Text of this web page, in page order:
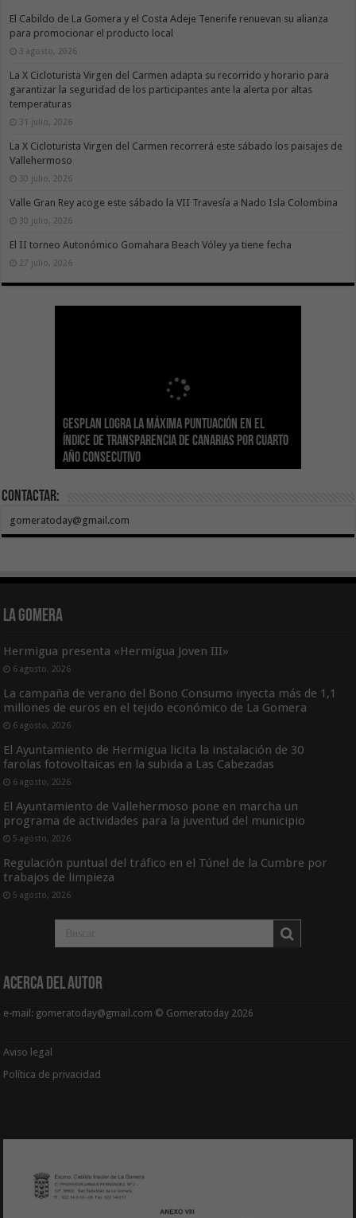
El Cabildo de La Gomera y el Costa Adeje Tenerife renuevan su alianza
para promocionar el producto local
3 agosto, 2026
La X Cicloturista Virgen del Carmen adapta su recorrido y horario para
garantizar la seguridad de los participantes ante la alerta por altas
temperaturas
31 julio, 2026
La X Cicloturista Virgen del Carmen recorrerá este sábado los paisajes de
Vallehermoso
30 julio, 2026
Valle Gran Rey acoge este sábado la VII Travesía a Nado Isla Colombina
30 julio, 2026
El II torneo Autonómico Gomahara Beach Vóley ya tiene fecha
27 julio, 2026
Gesplan logra la máxima puntuación en el
Índice de Transparencia de Canarias por cuarto
año consecutivo
El Gobierno canario concede ayudas del
POSEICAN-Pesca al sector por valor de 7,09 M€
tras aumentar las cuantías
Transición Ecológica coordina con Ashotel su
adhesión a la Red de Refugios Climáticos de
Canarias
Visocan incorpora 170 pisos a su parque de
vivienda protegida en régimen de alquiler
asequible de Tenerife
Sanidad refuerza la capacidad diagnóstica de
los centros de salud con el impulso de la
ecografía clínica
El Gobierno de Canarias convoca el Concurso de
Sal Marina Agrocanarias 2026
Contactar:
gomeratoday@gmail.com
La Gomera
Hermigua presenta «Hermigua Joven III»
6 agosto, 2026
La campaña de verano del Bono Consumo inyecta más de 1,1
millones de euros en el tejido económico de La Gomera
6 agosto, 2026
El Ayuntamiento de Hermigua licita la instalación de 30
farolas fotovoltaicas en la subida a Las Cabezadas
6 agosto, 2026
El Ayuntamiento de Vallehermoso pone en marcha un
programa de actividades para la juventud del municipio
5 agosto, 2026
Regulación puntual del tráfico en el Túnel de la Cumbre por
trabajos de limpieza
5 agosto, 2026
Acerca del Autor
e-mail: gomeratoday@gmail.com © Gomeratoday 2026
Aviso legal
Política de privacidad